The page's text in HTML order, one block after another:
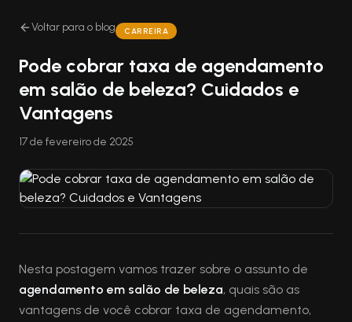
Voltar para o blog CARREIRA
Pode cobrar taxa de agendamento
em salão de beleza? Cuidados e
Vantagens
17 de fevereiro de 2025
Nesta postagem vamos trazer sobre o assunto de
agendamento em salão de beleza, quais são as
vantagens de você cobrar taxa de agendamento,